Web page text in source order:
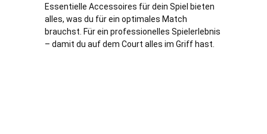
Essentielle Accessoires für dein Spiel bieten
alles, was du für ein optimales Match
brauchst. Für ein professionelles Spielerlebnis
– damit du auf dem Court alles im Griff hast.